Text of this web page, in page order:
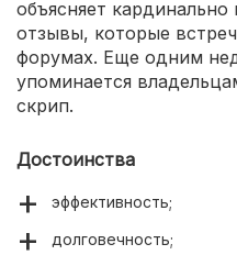
объясняет
отзывы, которые
форумах. Еще одним
упоминается
скрип.
Достоинства
эффективность;
долговечность;